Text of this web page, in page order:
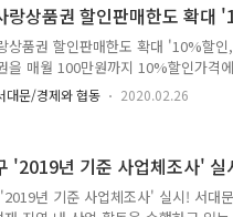
납처분 진행사항 등을 검토해 공개
내를 통해 체납세액 납부를 촉구하
에 소명이 되지 않거나 체납액을 납부
랑상품권 할인판매한도 확대
상품권 할인판매한도 확대 '10%할
을 매월 100만원까지 10%할인가격
써야할지 고민되시죠? 서대문구청 홈
있습니다. 제로페이 QR이 있는 곳에
10만원짜리 상품권을 9만원에 사실
까지 알뜰하게 소비하세요~ :) 서대
대문/경제와 협동 2020.02.26
'2019년 기준 사업체조사' 실
년 기준 사업체조사' 실시! 서대